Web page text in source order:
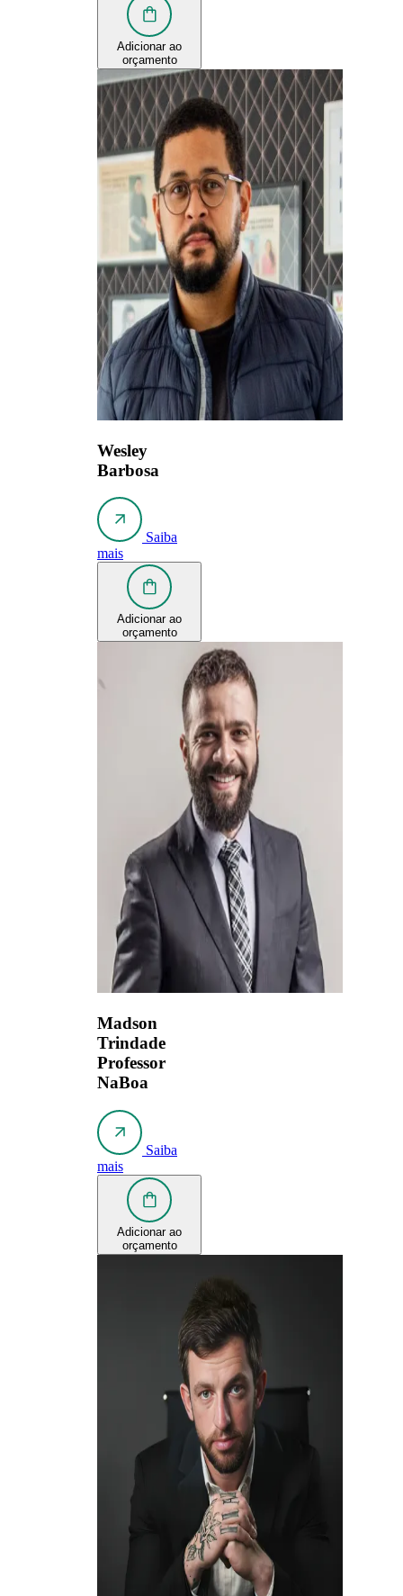
Adicionar ao
orçamento
Wesley
Barbosa
Saiba
mais
Adicionar ao
orçamento
Madson
Trindade
Professor
NaBoa
Saiba
mais
Adicionar ao
orçamento